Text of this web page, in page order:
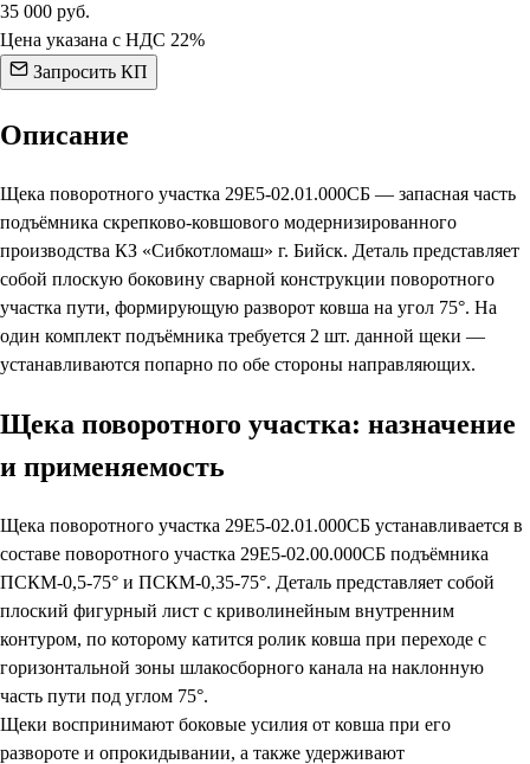
35 000 руб.
Цена указана с НДС 22%
Запросить КП
Описание
Щека поворотного участка 29Е5-02.01.000СБ — запасная часть
подъёмника скрепково-ковшового модернизированного
производства КЗ «Сибкотломаш» г. Бийск. Деталь представляет
собой плоскую боковину сварной конструкции поворотного
участка пути, формирующую разворот ковша на угол 75°. На
один комплект подъёмника требуется 2 шт. данной щеки —
устанавливаются попарно по обе стороны направляющих.
Щека поворотного участка: назначение
и применяемость
Щека поворотного участка 29Е5-02.01.000СБ устанавливается в
составе поворотного участка 29Е5-02.00.000СБ подъёмника
ПСКМ-0,5-75° и ПСКМ-0,35-75°. Деталь представляет собой
плоский фигурный лист с криволинейным внутренним
контуром, по которому катится ролик ковша при переходе с
горизонтальной зоны шлакосборного канала на наклонную
часть пути под углом 75°.
Щеки воспринимают боковые усилия от ковша при его
развороте и опрокидывании, а также удерживают